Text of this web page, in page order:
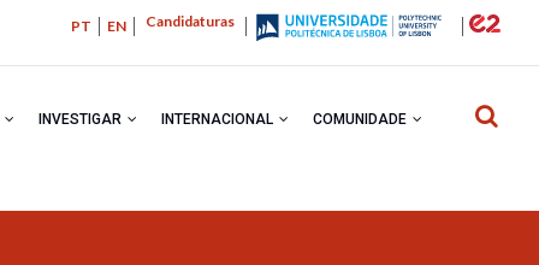
Candidaturas
PT EN
INVESTIGAR INTERNACIONAL COMUNIDADE